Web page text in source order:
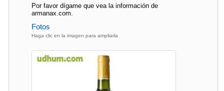
Por favor dígame que vea la información de
armanax.com.
Fotos
Haga clic en la imagen para ampliarla